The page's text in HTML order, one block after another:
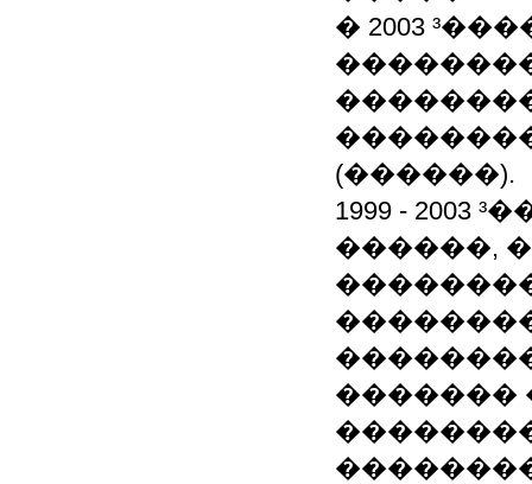
� 2003
(������).
1999 -
������,
�������